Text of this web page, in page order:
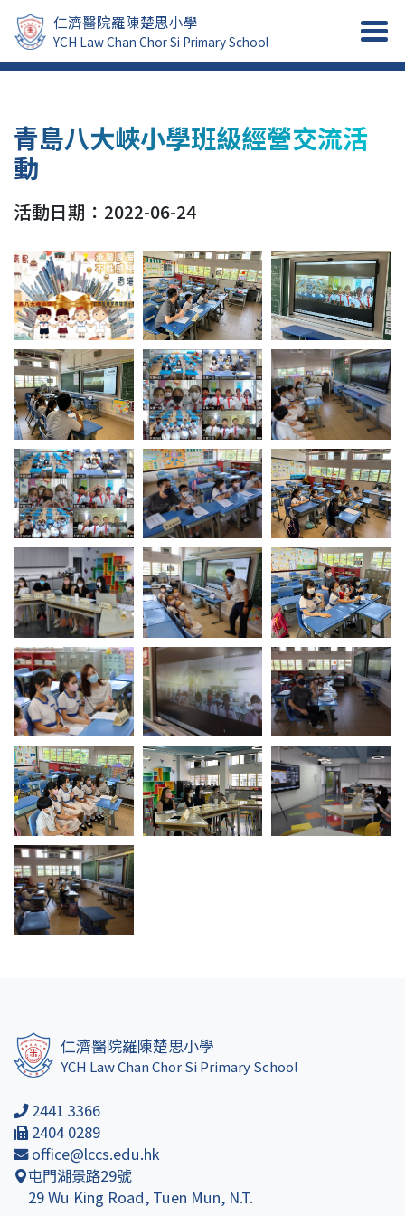
仁濟醫院羅陳楚思小學
YCH Law Chan Chor Si Primary School
青島八大峽小學班級經營交流活
動
活動日期：2022-06-24
仁濟醫院羅陳楚思小學
YCH Law Chan Chor Si Primary School
2441 3366
2404 0289
office@lccs.edu.hk
屯門湖景路29號
29 Wu King Road, Tuen Mun, N.T.